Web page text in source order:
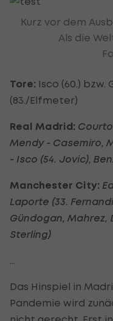
Kurz vor dem
Als die
Tore: Isco (60.) bzw.
(83./Elfmeter)
Real Madrid:
Mendy - Casemiro,
- Isco (54. Jovic),
Manchester City:
Laporte (33.
Gündogan, Mahrez,
Sterling)
Das Hinspiel in
Pandemie wird